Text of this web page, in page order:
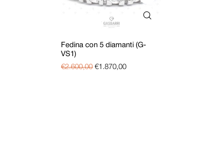
Fedina con 5 diamanti (G-
VS1)
€2.600,00 €1.870,00